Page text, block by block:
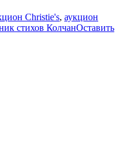
Christie's, аукцион
стихов КолчанОставить